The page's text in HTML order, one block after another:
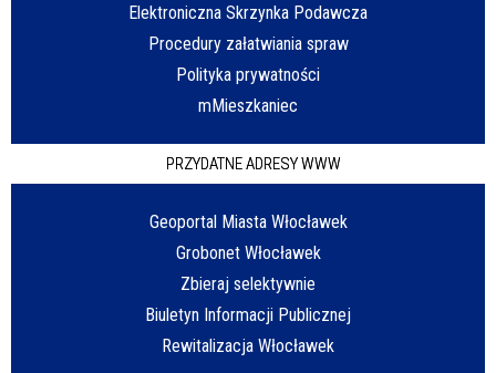
Elektroniczna Skrzynka Podawcza
Procedury załatwiania spraw
Polityka prywatności
mMieszkaniec
PRZYDATNE ADRESY WWW
Geoportal Miasta Włocławek
Grobonet Włocławek
Zbieraj selektywnie
Biuletyn Informacji Publicznej
Rewitalizacja Włocławek